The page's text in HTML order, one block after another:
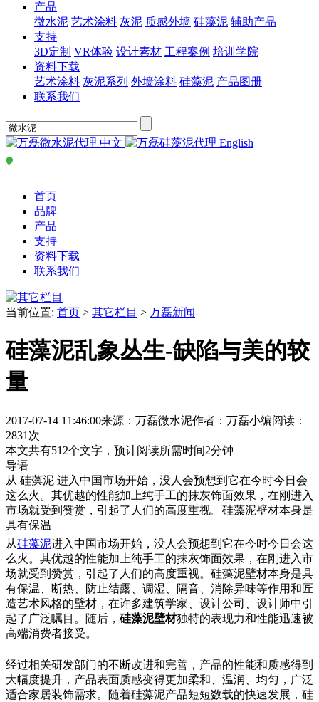
产品
微水泥 艺术涂料 灰泥 质感外墙 硅藻泥 辅助产品
支持
3D定制 VR体验 设计素材 工程案例 培训学院
资料下载
艺术涂料 灰泥系列 外墙涂料 硅藻泥 产品图册
联系我们
中文 English
首页
品牌
产品
支持
资料下载
联系我们
当前位置: 首页 > 其它栏目 > 万磊新闻
硅藻泥乱象丛生-缺陷与美的较
量
2017-07-14 11:46:00来源：万磊微水泥作者：万磊小编阅读：
2831次
本文共有512个文字，预计阅读所需时间2分钟
导语
从 硅藻泥 进入中国市场开始，没人会预想到它在今时今日会
这么火。其优越的性能加上纯手工的抹灰饰面效果，在刚进入
市场就受到赞赏，引起了人们的高度重视。硅藻泥壁材本身是
具有保温
从硅藻泥进入中国市场开始，没人会预想到它在今时今日会这
么火。其优越的性能加上纯手工的抹灰饰面效果，在刚进入市
场就受到赞赏，引起了人们的高度重视。硅藻泥壁材本身是具
有保温、断热、防止结露、调湿、隔音、消除异味等作用和匠
造艺术风格的壁材，在许多建筑学家、设计公司、设计师中引
起了广泛瞩目。随后， 硅藻泥壁材独特的表现力和性能迅速被
高端消费者接受。
经过相关研发部门的不断改进和完善，产品的性能和质感得到
大幅度提升，产品表面质感变得更加柔和、温润、均匀，广泛
适合家居装饰需求。随着硅藻泥产品短短数载的快速发展，硅